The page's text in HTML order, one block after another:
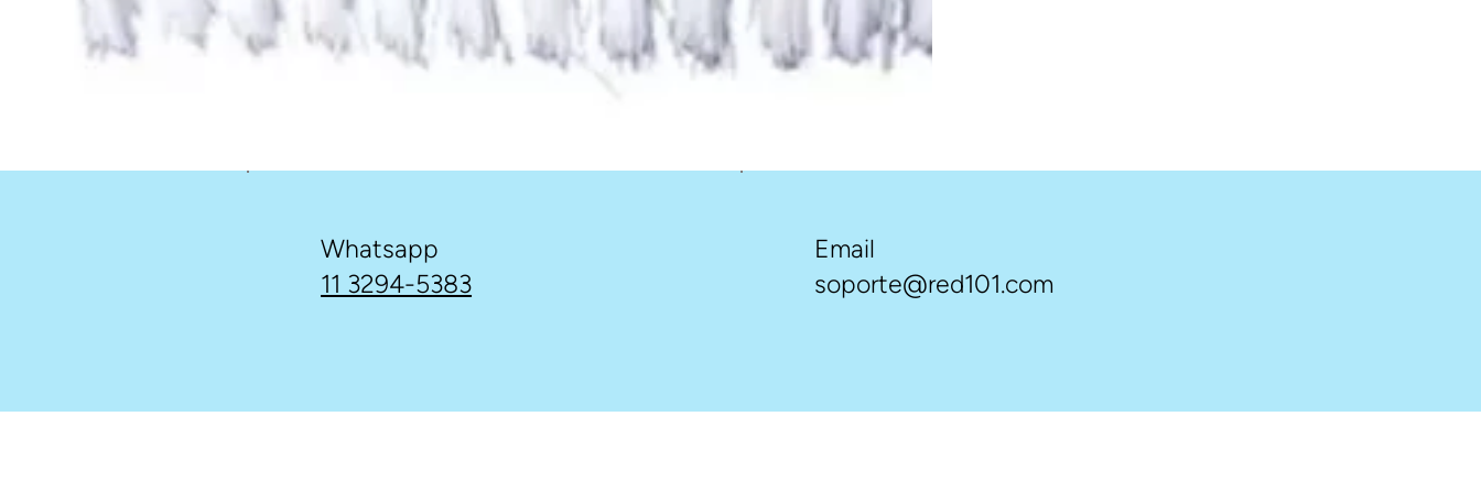
Whatsapp
11 3294-5383
Email
soporte@red101.com